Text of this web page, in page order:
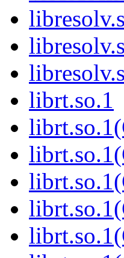
librt.so.1